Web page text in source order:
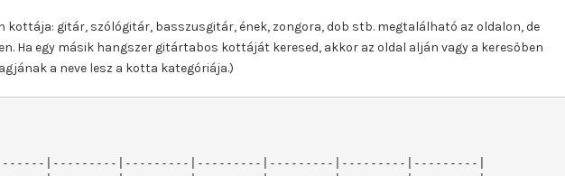
kottája: gitár, szólógitár, basszusgitár, ének, zongora, dob stb. megtalálható az oldalon, de
Ha egy másik hangszer gitártabos kottáját keresed, akkor az oldal alján vagy a keresőben
a neve lesz a kotta kategóriája.)